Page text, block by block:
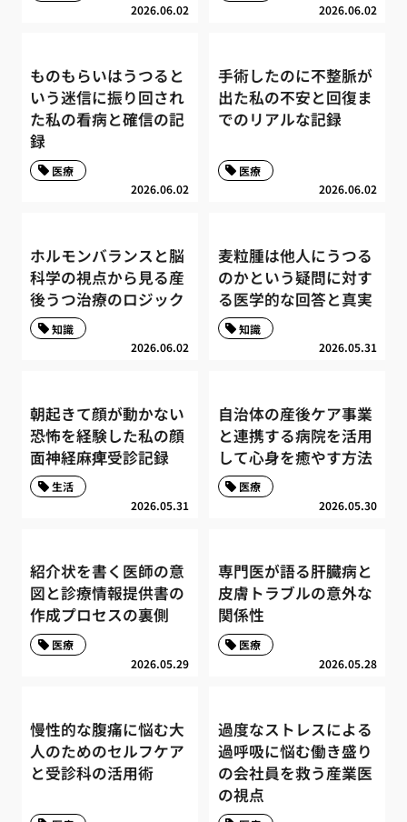
2026.06.02 2026.06.02
ものもらいはうつると
いう迷信に振り回され
た私の看病と確信の記
録
2026.06.02
医療
手術したのに不整脈が
出た私の不安と回復ま
でのリアルな記録
2026.06.02
医療
ホルモンバランスと脳
科学の視点から見る産
後うつ治療のロジック
2026.06.02
知識
麦粒腫は他人にうつる
のかという疑問に対す
る医学的な回答と真実
2026.05.31
知識
朝起きて顔が動かない
恐怖を経験した私の顔
面神経麻痺受診記録
2026.05.31
生活
自治体の産後ケア事業
と連携する病院を活用
して心身を癒やす方法
2026.05.30
医療
紹介状を書く医師の意
図と診療情報提供書の
作成プロセスの裏側
2026.05.29
医療
専門医が語る肝臓病と
皮膚トラブルの意外な
関係性
2026.05.28
医療
慢性的な腹痛に悩む大
人のためのセルフケア
と受診科の活用術
過度なストレスによる
過呼吸に悩む働き盛り
の会社員を救う産業医
の視点